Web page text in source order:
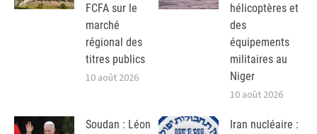
FCFA sur le
marché
régional des
titres publics
10 août 2026
hélicoptères et
des
équipements
militaires au
Niger
10 août 2026
Soudan : Léon
Iran nucléaire :